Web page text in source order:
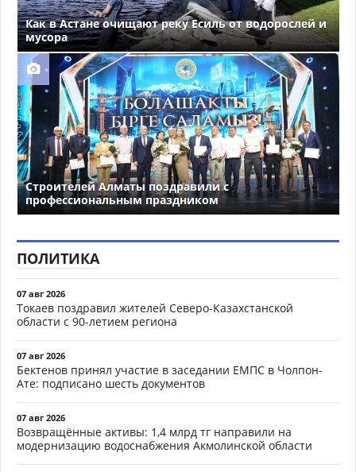
Как в Астане очищают реку Есиль от водорослей и
мусора
Строителей Алматы поздравили с
профессиональным праздником
ПОЛИТИКА
07 авг 2026
Токаев поздравил жителей Северо-Казахстанской
области с 90-летием региона
07 авг 2026
Бектенов принял участие в заседании ЕМПС в Чолпон-
Ате: подписано шесть документов
07 авг 2026
Возвращённые активы: 1,4 млрд тг направили на
модернизацию водоснабжения Акмолинской области